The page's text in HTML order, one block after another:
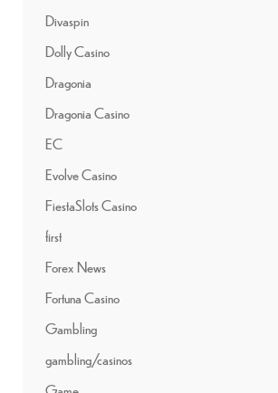
Divaspin
Dolly Casino
Dragonia
Dragonia Casino
EC
Evolve Casino
FiestaSlots Casino
first
Forex News
Fortuna Casino
Gambling
gambling/casinos